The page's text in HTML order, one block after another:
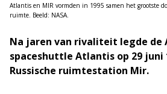
Atlantis en MIR vormden in 1995 samen het grootste
ruimte. Beeld: NASA.
Na jaren van rivaliteit legde de
spaceshuttle Atlantis op 29 juni
Russische ruimtestation Mir.